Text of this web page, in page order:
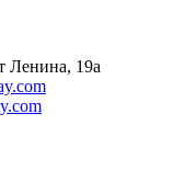
Ленина, 19а